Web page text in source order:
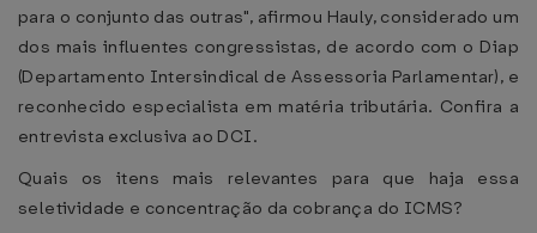
para o conjunto das outras", afirmou Hauly, considerado um
dos mais influentes congressistas, de acordo com o Diap
(Departamento Intersindical de Assessoria Parlamentar), e
reconhecido especialista em matéria tributária. Confira a
entrevista exclusiva ao DCI.
Quais os itens mais relevantes para que haja essa
seletividade e concentração da cobrança do ICMS?